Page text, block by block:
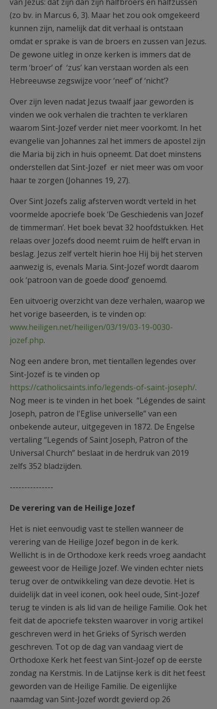
(zo bv. in Marcus 6, 3). Maar het zou ook omgekeerd
kunnen zijn, namelijk dat dit verhaal is ontstaan
omdat er sprake is van de broers en zussen van Jezus.
De gewone uitleg in onze kerken is immers dat de
term ‘broer’ of ‘zus’ kan verstaan worden als een
Hebreeuwse zegswijze voor ‘neef’ of ‘nicht’?
Over zijn leven nadat Jezus twaalf jaar geworden is
vinden we ook verhalen die trachten te verklaren
waarom Sint-Jozef verder niet meer voorkomt. In het
evangelie van Johannes zal het immers de apostel zijn
die Maria bij zich in huis opneemt. Dat doet minstens
onderstellen dat Sint-Jozef er niet meer was om voor
haar te zorgen (Johannes 19, 27).
Over Sint Jozefs zalig afsterven wordt verteld in het
voormelde apocriefe boek ‘De Geschiedenis van Jozef
de timmerman’. Het boek bevat 32 hoofdstukken. Het
relaas over Jozefs dood neemt ruim de helft ervan in
beslag. Jezus zelf vertelt hierin hoe Hij bij het sterven
aanwezig is, evenals Maria. Sint-Jozef wordt daarom
ook ‘patroon van de goede dood’ genoemd.
Een uitvoerig overzicht van deze verhalen, waarop we
het vorige baseerden, is te vinden op:
www.heiligen.net/heiligen/03/19/03-19-0030-
jozef.php.
Nog een andere bron, met tientallen legendes over
Sint-Jozef is te vinden op
https://catholicsaints.info/legends-of-saint-joseph/.
Nog meer is te vinden in het boek “Légendes de saint
Joseph, patron de l'Eglise universelle” van een
onbekende auteur, uitgegeven in 1872. De Engelse
vertaling “Legends of Saint Joseph, Patron of the
Universal Church” beslaat in de herdruk van 2019
zelfs 352 bladzijden.
---------------
De verering van de Heilige Jozef
Het is niet eenvoudig vast te stellen wanneer de
verering van de Heilige Jozef begon in de kerk.
Wellicht is in de Orthodoxe kerk reeds vroeg aandacht
geweest voor de Heilige Jozef. We vinden echter niets
terug over de ontwikkeling van deze devotie. Het is
duidelijk dat in veel iconen, ook heel oude, Sint-Jozef
terug te vinden is als lid van de heilige Familie. Ook het
feit dat de apocriefe teksten waarover in vorig artikel
geschreven werd in het Grieks of Syrisch werden
geschreven. Tot op de dag van vandaag viert de
Orthodoxe Kerk het feest van Sint-Jozef op de eerste
zondag na Kerstmis. In de Latijnse kerk is dit het feest
geworden van de Heilige Familie. De eigenlijke
naamdag van Sint-Jozef wordt gevierd op 26